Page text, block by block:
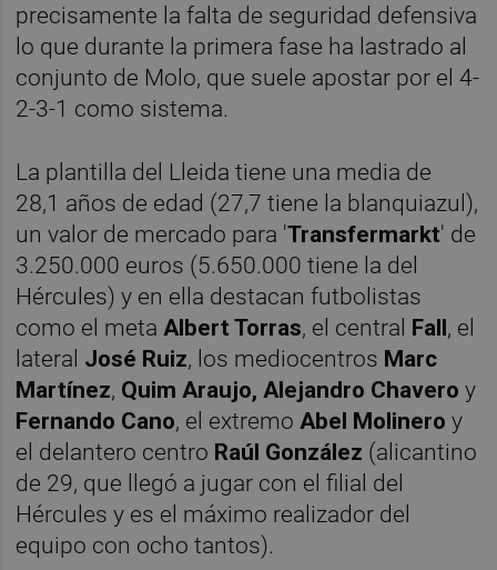
precisamente la falta de seguridad defensiva
lo que durante la primera fase ha lastrado al
conjunto de Molo, que suele apostar por el 4-
2-3-1 como sistema.
La plantilla del Lleida tiene una media de
28,1 años de edad (27,7 tiene la blanquiazul),
un valor de mercado para 'Transfermarkt' de
3.250.000 euros (5.650.000 tiene la del
Hércules) y en ella destacan futbolistas
como el metaAlbert Torras, el central Fall , el
lateral José Ruiz, los mediocentros Marc
Martínez, Quim Araujo, Alejandro Chavero y
Fernando Cano, el extremoAbel Molinero y
el delantero centro Raúl González (alicantino
de 29, que llegó a jugar con el filial del
Hércules y es el máximo realizador del
equipo con ocho tantos).